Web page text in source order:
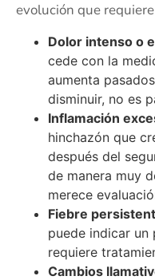
evolución que
Dolor intenso o
cede con la
aumenta
disminuir, no es
Inflamación
hinchazón que
después del
de manera muy
merece
Fiebre
puede indicar
requiere
Cambios